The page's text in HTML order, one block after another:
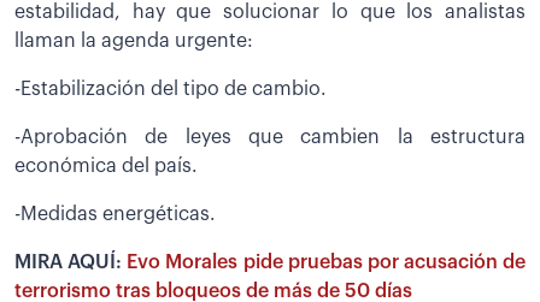
estabilidad, hay que solucionar lo que los analistas
llaman la agenda urgente:
-Estabilización del tipo de cambio.
-Aprobación de leyes que cambien la estructura
económica del país.
-Medidas energéticas.
MIRA AQUÍ: Evo Morales pide pruebas por acusación de
terrorismo tras bloqueos de más de 50 días